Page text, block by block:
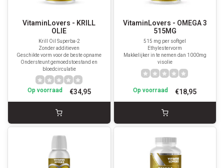
VitaminLovers - KRILL
OLIE
Krill Oil Superba-2
Zonder additieven
Geschikte vorm voor de beste opname
Ondersteunt gemoedstoestand en
bloedcirculatie
€34,95
Op voorraad
VitaminLovers - OMEGA 3
515MG
515 mg per softgel
Ethylestervorm
Makkelijker in te nemen dan 1000mg
visolie
€18,95
Op voorraad